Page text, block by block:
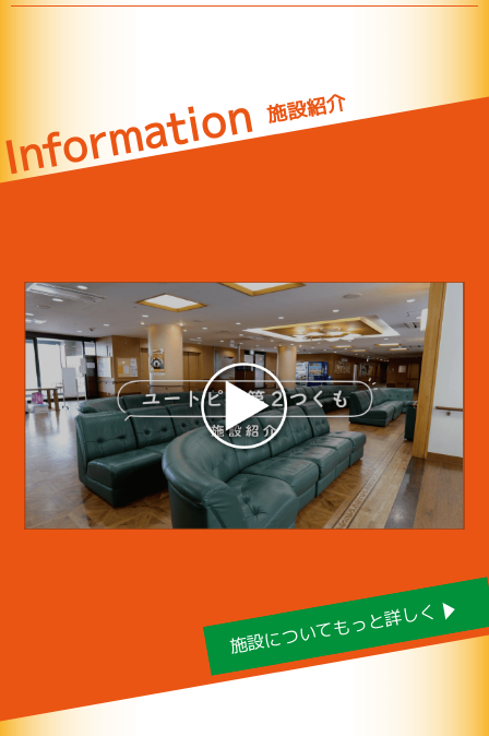
施設紹介
施設についてもっと詳しく